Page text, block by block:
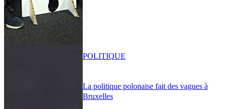
La politique polonaise fait des vagues à
Bruxelles
POLITIQUE